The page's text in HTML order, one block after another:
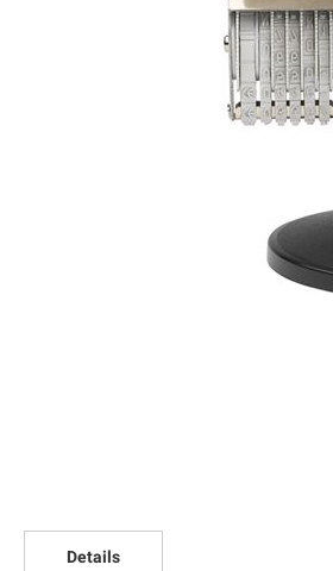
Anfang
Details